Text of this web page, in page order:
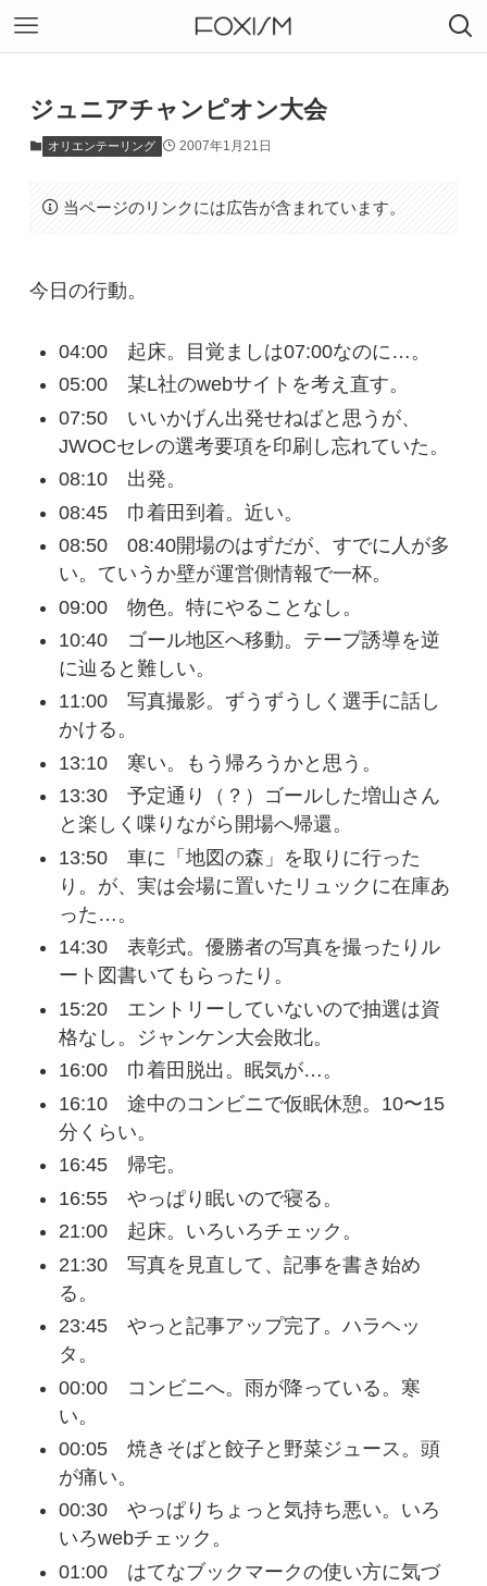
ジュニアチャンピオン大会
オリエンテーリング 2007年1月21日
当ページのリンクには広告が含まれています。
今日の行動。
04:00 起床。目覚ましは07:00なのに…。
05:00 某L社のwebサイトを考え直す。
07:50 いいかげん出発せねばと思うが、
JWOCセレの選考要項を印刷し忘れていた。
08:10 出発。
08:45 巾着田到着。近い。
08:50 08:40開場のはずだが、すでに人が多
い。ていうか壁が運営側情報で一杯。
09:00 物色。特にやることなし。
10:40 ゴール地区へ移動。テープ誘導を逆
に辿ると難しい。
11:00 写真撮影。ずうずうしく選手に話し
かける。
13:10 寒い。もう帰ろうかと思う。
13:30 予定通り（？）ゴールした増山さん
と楽しく喋りながら開場へ帰還。
13:50 車に「地図の森」を取りに行った
り。が、実は会場に置いたリュックに在庫あ
った…。
14:30 表彰式。優勝者の写真を撮ったりル
ート図書いてもらったり。
15:20 エントリーしていないので抽選は資
格なし。ジャンケン大会敗北。
16:00 巾着田脱出。眠気が…。
16:10 途中のコンビニで仮眠休憩。10〜15
分くらい。
16:45 帰宅。
16:55 やっぱり眠いので寝る。
21:00 起床。いろいろチェック。
21:30 写真を見直して、記事を書き始め
る。
23:45 やっと記事アップ完了。ハラヘッ
タ。
00:00 コンビニへ。雨が降っている。寒
い。
00:05 焼きそばと餃子と野菜ジュース。頭
が痛い。
00:30 やっぱりちょっと気持ち悪い。いろ
いろwebチェック。
01:00 はてなブックマークの使い方に気づ